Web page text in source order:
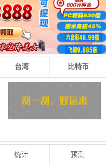
台湾 比特币
2 + 1 + 1 = 04
号码
统计 预测